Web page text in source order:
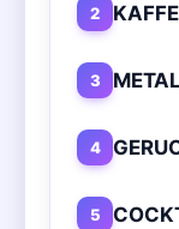
2
3
4
5